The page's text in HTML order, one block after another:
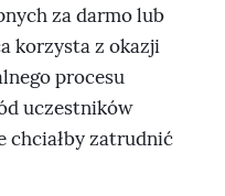
za darmo lub
korzysta z okazji
procesu
uczestników
chciałby zatrudnić